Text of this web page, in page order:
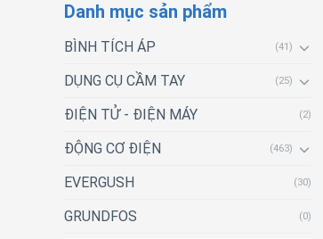
Danh mục sản phẩm
BÌNH TÍCH ÁP (41)
DỤNG CỤ CẦM TAY (25)
ĐIỆN TỬ - ĐIỆN MÁY (2)
ĐỘNG CƠ ĐIỆN (463)
EVERGUSH (30)
GRUNDFOS (0)